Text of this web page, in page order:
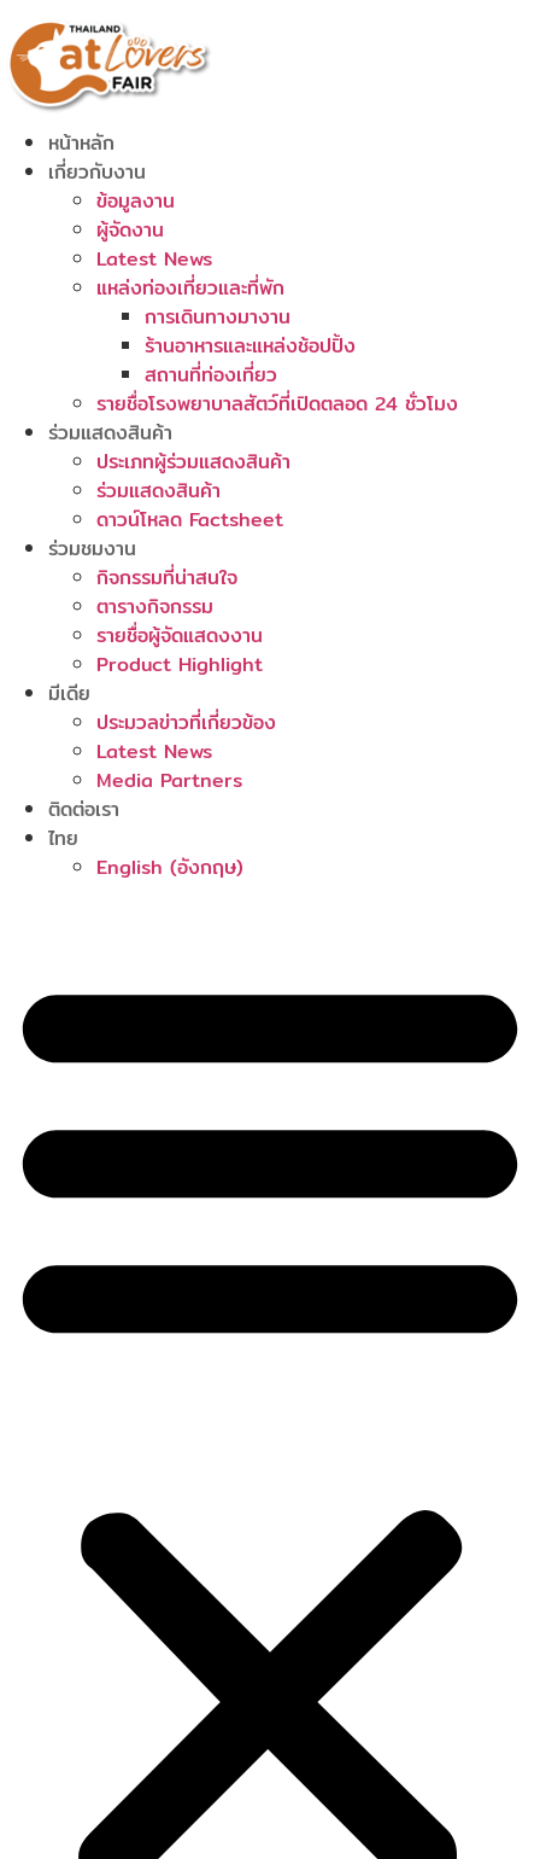
to
content
หน้าหลัก
เกี่ยวกับงาน
ข้อมูลงาน
ผู้จัดงาน
Latest News
แหล่งท่องเที่ยวและที่พัก
การเดินทางมางาน
ร้านอาหารและแหล่งช้อปปิ้ง
สถานที่ท่องเที่ยว
รายชื่อโรงพยาบาลสัตว์ที่เปิดตลอด 24 ชั่วโมง
ร่วมแสดงสินค้า
ประเภทผู้ร่วมแสดงสินค้า
ร่วมแสดงสินค้า
ดาวน์โหลด Factsheet
ร่วมชมงาน
กิจกรรมที่น่าสนใจ
ตารางกิจกรรม
รายชื่อผู้จัดแสดงงาน
Product Highlight
มีเดีย
ประมวลข่าวที่เกี่ยวข้อง
Latest News
Media Partners
ติดต่อเรา
ไทย
English (อังกฤษ)